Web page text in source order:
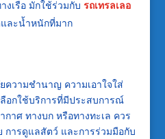
งเรือ มักใช้ร่วมกับ รถเทรลเลอ
ละน้ำหนักที่มาก
ความชำนาญ ความเอาใจใส่
อกใช้บริการที่มีประสบการณ์
าศ ทางบก หรือทางทะเล ควร
การดูแลสัตว์ และการร่วมมือกับ